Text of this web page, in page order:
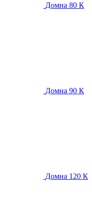
Домна 80 К
Домна 90 К
Домна 120 К